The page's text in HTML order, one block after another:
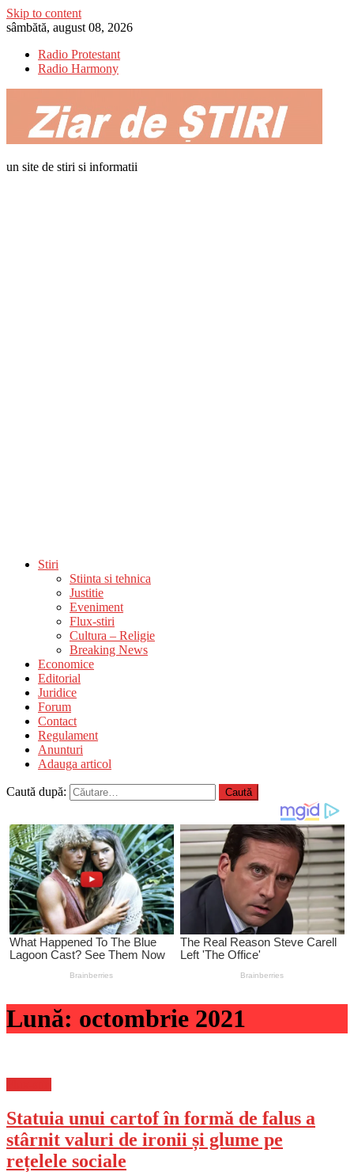
Skip to content
sâmbătă, august 08, 2026
Radio Protestant
Radio Harmony
un site de stiri si informatii
Stiri
Stiinta si tehnica
Justitie
Eveniment
Flux-stiri
Cultura – Religie
Breaking News
Economice
Editorial
Juridice
Forum
Contact
Regulament
Anunturi
Adauga articol
Caută după:
Lună: octombrie 2021
Statuia unui cartof în formă de falus a
stârnit valuri de ironii și glume pe
rețelele sociale